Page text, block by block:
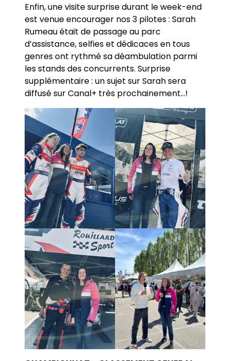
Enfin, une visite surprise durant le week-end
est venue encourager nos 3 pilotes : Sarah
Rumeau était de passage au parc
d’assistance, selfies et dédicaces en tous
genres ont rythmé sa déambulation parmi
les stands des concurrents. Surprise
supplémentaire : un sujet sur Sarah sera
diffusé sur Canal+ très prochainement…!